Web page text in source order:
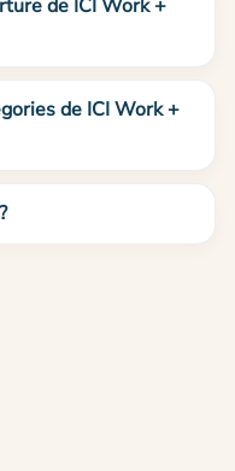
de ICI Work +
de ICI Work +